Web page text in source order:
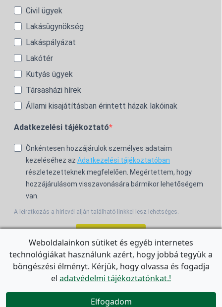
Civil ügyek
Lakásügynökség
Lakáspályázat
Lakótér
Kutyás ügyek
Társasházi hírek
Állami kisajátításban érintett házak lakóinak
Adatkezelési tájékoztató
Önkéntesen hozzájárulok személyes adataim
kezeléséhez az Adatkezelési tájékoztatóban
részletezetteknek megfelelően. Megértettem, hogy
hozzájárulásom visszavonására bármikor lehetőségem
van.
A leiratkozás a hírlevél alján található linkkel lesz lehetséges.
For the English Newsletter, clickHERE.

Weboldalainkon sütiket és egyéb internetes
technológiákat használunk azért, hogy jobbá tegyük a
böngészési élményt. Kérjük, hogy olvassa és fogadja
el adatvédelmi tájékoztatónkat.!
Elfogadom